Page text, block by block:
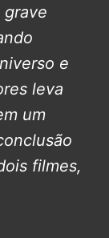
grave
e
leva
um
filmes,